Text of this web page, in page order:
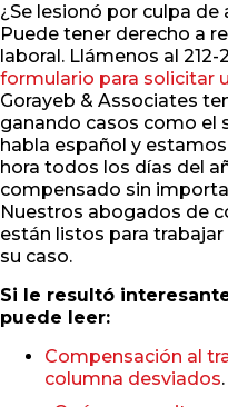
¿Se lesionó por culpa
Puede tener derecho a
laboral. Llámenos al 212-
formulario para solicitar
Gorayeb & Associates
ganando casos como el
habla español y
hora todos los días del
compensado sin
Nuestros abogados de
están listos para
su caso.
Si le resultó
puede leer:
Compensación al
columna desviados.